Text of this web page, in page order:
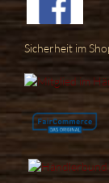
Sicherheit im